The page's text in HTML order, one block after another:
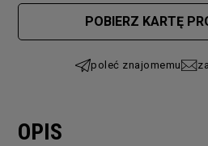
Cena nie zawiera ewentualnych
POBIERZ KARTĘ
poleć znajomemu
OPIS